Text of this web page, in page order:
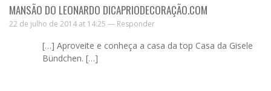
MANSÃO DO LEONARDO DICAPRIODECORAÇÃO.COM
22 de julho de 2014 at 14:25 — Responder
[…] Aproveite e conheça a casa da top Casa da Gisele
Bündchen. […]